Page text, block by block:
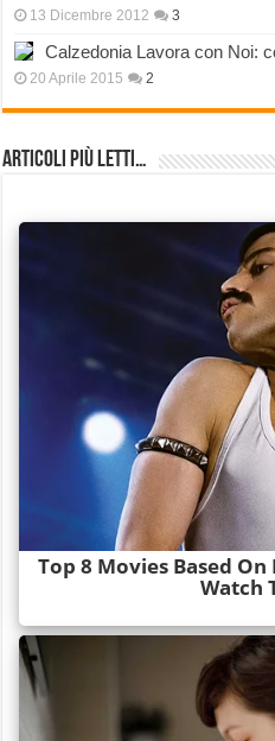
13 Dicembre 2012 3
Calzedonia Lavora con Noi:
20 Aprile 2015 2
Articoli più Letti…